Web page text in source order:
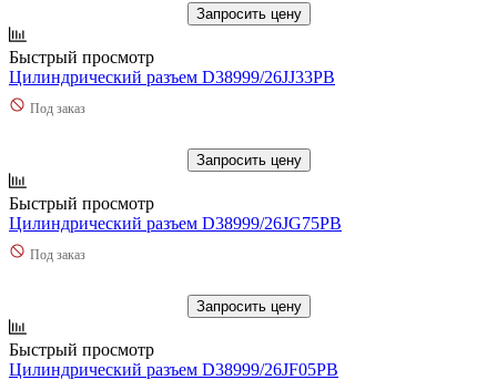
Запросить цену
Быстрый просмотр
Цилиндрический разъем D38999/26JJ33PB
Под заказ
Запросить цену
Быстрый просмотр
Цилиндрический разъем D38999/26JG75PB
Под заказ
Запросить цену
Быстрый просмотр
Цилиндрический разъем D38999/26JF05PB